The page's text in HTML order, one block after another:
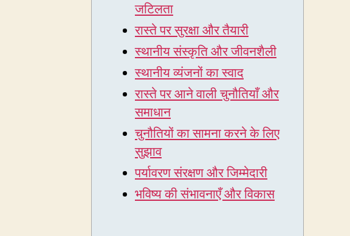
जटिलता
रास्ते पर सुरक्षा और तैयारी
स्थानीय संस्कृति और जीवनशैली
स्थानीय व्यंजनों का स्वाद
रास्ते पर आने वाली चुनौतियाँ और
समाधान
चुनौतियों का सामना करने के लिए
सुझाव
पर्यावरण संरक्षण और जिम्मेदारी
भविष्य की संभावनाएँ और विकास